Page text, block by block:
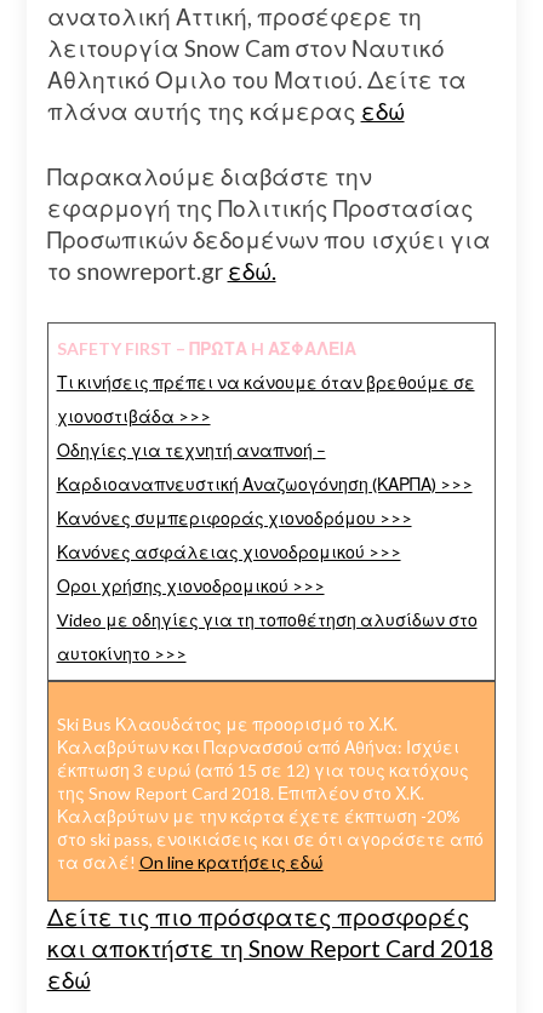
ανατολική Αττική, προσέφερε τη
λειτουργία Snow Cam στον Ναυτικό
Αθλητικό Ομιλο του Ματιού. Δείτε τα
πλάνα αυτής της κάμερας εδώ
Παρακαλούμε διαβάστε την
εφαρμογή της Πολιτικής Προστασίας
Προσωπικών δεδομένων που ισχύει για
το snowreport.gr εδώ.
SAFETY FIRST – ΠΡΩΤΑ H ΑΣΦΑΛΕΙΑ
Τι κινήσεις πρέπει να κάνουμε όταν βρεθούμε σε
χιονοστιβάδα >>>
Οδηγίες για τεχνητή αναπνοή –
Καρδιοαναπνευστική Αναζωογόνηση (ΚΑΡΠΑ) >>>
Κανόνες συμπεριφοράς χιονοδρόμου >>>
Κανόνες ασφάλειας χιονοδρομικού >>>
Οροι χρήσης χιονοδρομικού >>>
Video με οδηγίες για τη τοποθέτηση αλυσίδων στο
αυτοκίνητο >>>
Ski Bus Κλαουδάτος με προορισμό το Χ.Κ.
Καλαβρύτων και Παρνασσού από Αθήνα: Ισχύει
έκπτωση 3 ευρώ (από 15 σε 12) για τους κατόχους
της Snow Report Card 2018. Επιπλέον στο Χ.Κ.
Καλαβρύτων με την κάρτα έχετε έκπτωση -20%
στο ski pass, ενοικιάσεις και σε ότι αγοράσετε από
τα σαλέ! On line κρατήσεις εδώ
Δείτε τις πιο πρόσφατες προσφορές
και αποκτήστε τη Snow Report Card 2018
εδώ